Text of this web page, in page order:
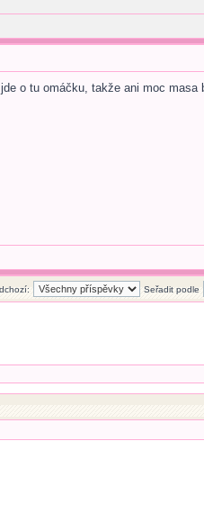
o tu omáčku, takže ani moc masa
Seřadit podle